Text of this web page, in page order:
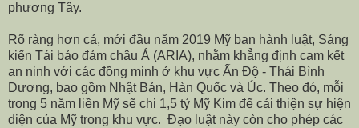
phương Tây.
Rõ ràng hơn cả, mới đầu năm 2019 Mỹ ban hành luật, Sáng
kiến Tái bảo đảm châu Á (ARIA), nhằm khẳng định cam kết
an ninh với các đồng minh ở khu vực Ấn Độ - Thái Bình
Dương, bao gồm Nhật Bản, Hàn Quốc và Úc. Theo đó, mỗi
trong 5 năm liền Mỹ sẽ chi 1,5 tỷ Mỹ Kim để cải thiện sự hiện
diện của Mỹ trong khu vực. Đạo luật này còn cho phép các